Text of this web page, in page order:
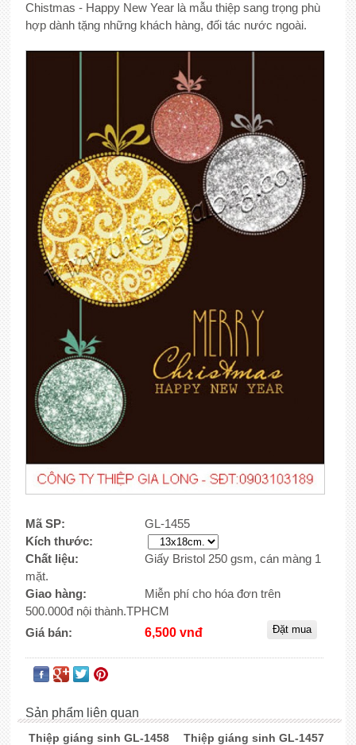
Chistmas - Happy New Year là mẫu thiệp sang trọng phù
hợp dành tặng những khách hàng, đối tác nước ngoài.
Mã SP:
GL-1455
Kích thước:
Chất liệu:
Giấy Bristol 250 gsm, cán màng 1
mặt.
Giao hàng:
Miễn phí cho hóa đơn trên
500.000đ nội thành.TPHCM
Giá bán:
6,500 vnđ
Sản phẩm liên quan
Thiệp giáng sinh GL-1458 Thiệp giáng sinh GL-1457